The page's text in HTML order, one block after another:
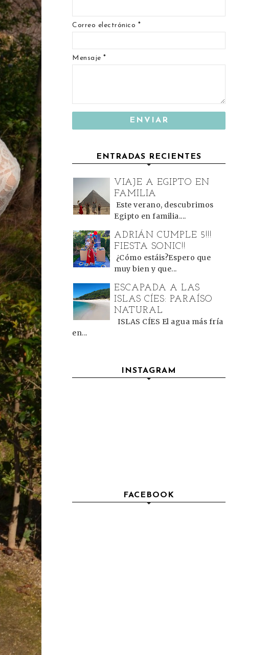
Correo electrónico *
Mensaje *
ENTRADAS RECIENTES
VIAJE A EGIPTO EN
FAMILIA
Este verano, descubrimos
Egipto en familia....
ADRIÁN CUMPLE 5!!!
FIESTA SONIC!!
¿Cómo estáis?Espero que
muy bien y que...
ESCAPADA A LAS
ISLAS CÍES: PARAÍSO
NATURAL
ISLAS CÍES El agua más fría
en...
INSTAGRAM
FACEBOOK